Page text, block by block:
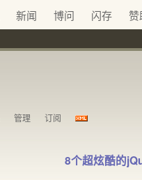
新闻 博问 闪存 赞
管理 订阅
8个超炫酷的